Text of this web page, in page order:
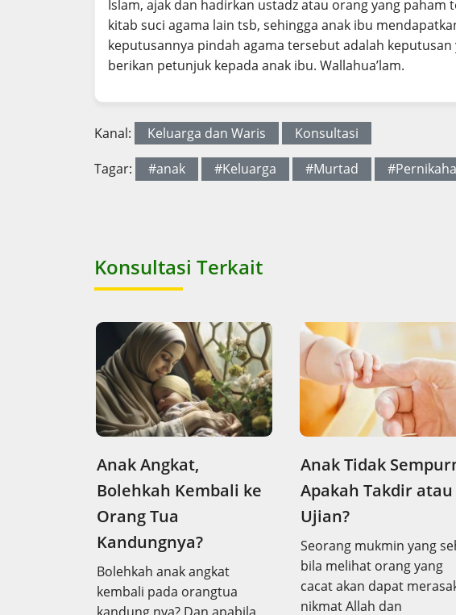
Islam, ajak dan hadirkan ustadz atau orang yang paham
kitab suci agama lain tsb, sehingga anak ibu
keputusannya pindah agama tersebut adalah keputusan
berikan petunjuk kepada anak ibu. Wallahua’lam.
Kanal: Keluarga dan Waris Konsultasi
Tagar: #anak #Keluarga #Murtad
Konsultasi Terkait
Anak Angkat,
Bolehkah Kembali ke
Orang Tua
Kandungnya?
Bolehkah anak angkat
kembali pada orangtua
Anak Tidak
Apakah Takdir atau
Ujian?
Seorang mukmin yang
bila melihat orang yang
cacat akan dapat
nikmat Allah dan